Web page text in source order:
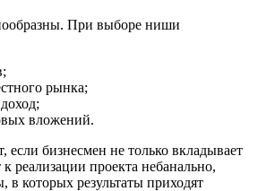
При выборе ниши
рынка;
вложений.
если бизнесмен не только вкладывает
реализации проекта небанально,
в которых результаты приходят